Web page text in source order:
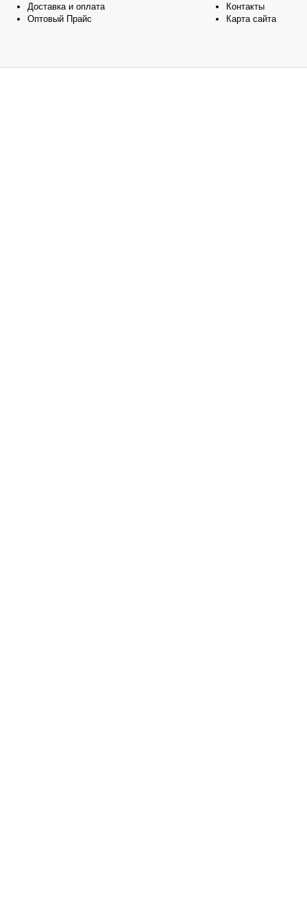
Доставка и оплата
Оптовый Прайс
Контакты
Карта сайта